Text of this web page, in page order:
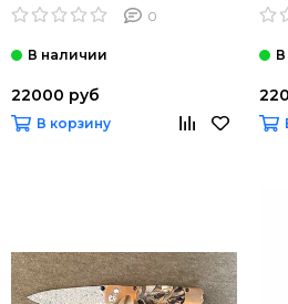
из стали 8Cr13MoV, рукоять
0
22000 руб
В корзину
из